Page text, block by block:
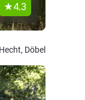
4.3
Döbel